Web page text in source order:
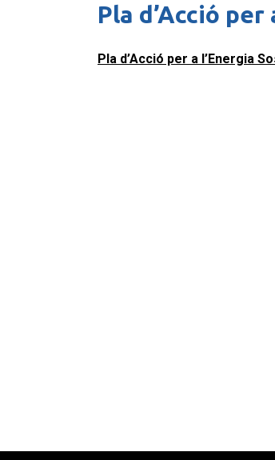
Pla d’Acció
Pla d’Acció per a l’Energia